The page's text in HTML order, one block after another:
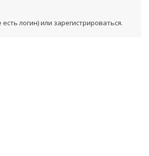
логин) или зарегистрироваться.